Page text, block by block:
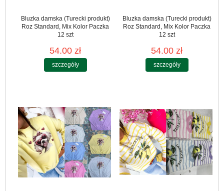
Bluzka damska (Turecki produkt)
Roz Standard, Mix Kolor Paczka
12 szt
54.00 zł
szczegóły
Bluzka damska (Turecki produkt)
Roz Standard, Mix Kolor Paczka
12 szt
54.00 zł
szczegóły